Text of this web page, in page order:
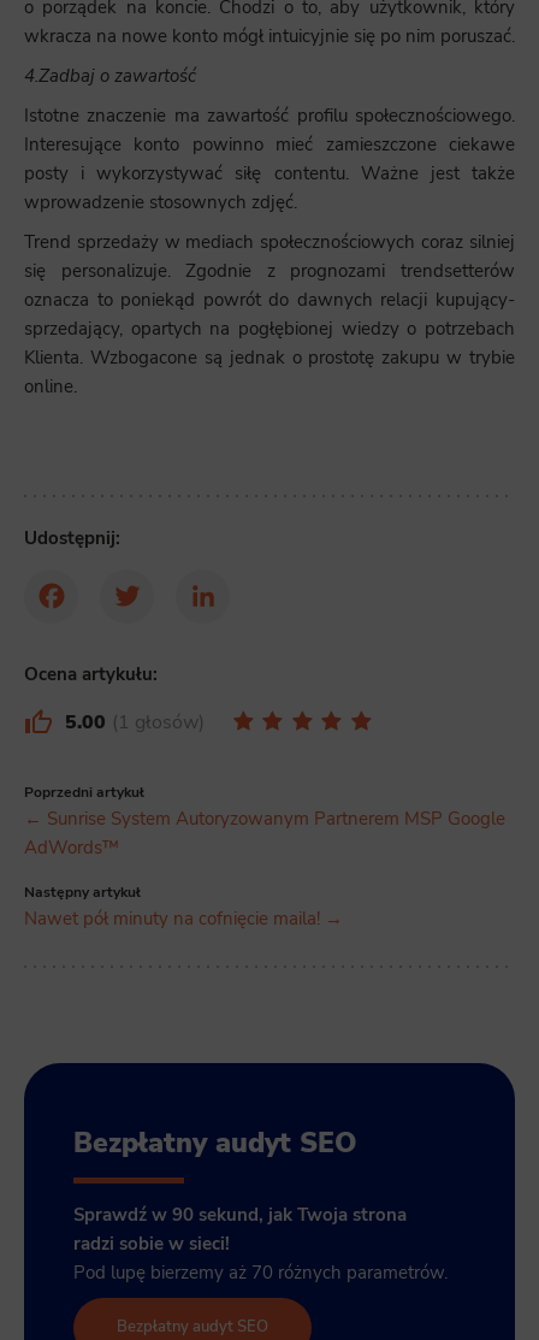
o porządek na koncie. Chodzi o to, aby użytkownik, który
wkracza na nowe konto mógł intuicyjnie się po nim poruszać.
4.Zadbaj o zawartość
Istotne znaczenie ma zawartość profilu społecznościowego.
Interesujące konto powinno mieć zamieszczone ciekawe
posty i wykorzystywać siłę contentu. Ważne jest także
wprowadzenie stosownych zdjęć.
Trend sprzedaży w mediach społecznościowych coraz silniej
się personalizuje. Zgodnie z prognozami trendsetterów
oznacza to poniekąd powrót do dawnych relacji kupujący-
sprzedający, opartych na pogłębionej wiedzy o potrzebach
Klienta. Wzbogacone są jednak o prostotę zakupu w trybie
online.
Udostępnij:
FacebookTwitter LinkedIn
Ocena artykułu:
5.00 1 głosów
Poprzedni artykuł
← Sunrise System Autoryzowanym Partnerem MSP Google
AdWords™
Następny artykuł
Nawet pół minuty na cofnięcie maila! →
Bezpłatny audyt SEO
Sprawdź w 90 sekund, jak Twoja strona
radzi sobie w sieci!
Pod lupę bierzemy aż 70 różnych parametrów.
Bezpłatny audyt SEO